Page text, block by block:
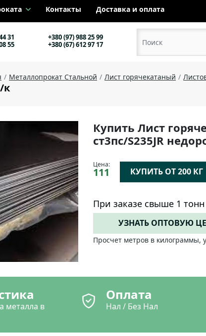
Контакты Доставка и оплата
31
+380 (97) 988 25 99
55
+380 (67) 612 97 17
Металлопрокат Стальной Лист горячекатаный
к
Купить Лист
ст3пс/S235JR
Цена:
111 КУПИТЬ ОТ 200 КГ
При заказе свыше 1
УЗНАТЬ ОПТОВУЮ
Просчет метров в килограммы,
металла в
Оплата
Нал / Без Нал